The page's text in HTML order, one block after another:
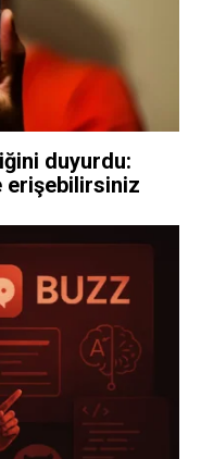
duyurdu:
erişebilirsiniz